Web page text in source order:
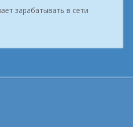
зарабатывать в сети